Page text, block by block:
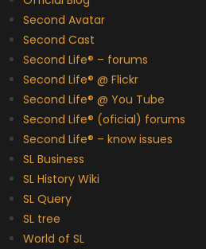
Second Avatar
Second Cast
Second Life® – forums
Second Life® @ Flickr
Second Life® @ You Tube
Second Life® (oficial) forums
Second Life® – know issues
SL Business
SL History Wiki
SL Query
SL tree
World of SL